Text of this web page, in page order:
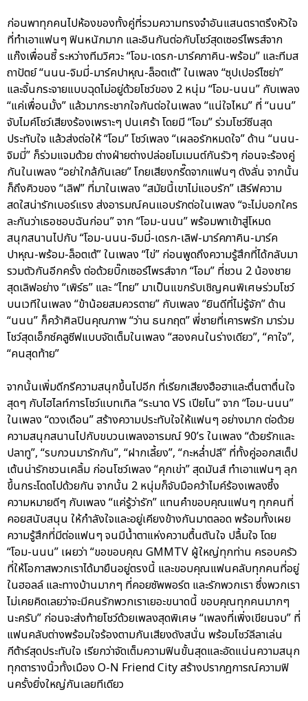
ก่อนพาทุกคนไปห้องของทั้งคู่ที่รวมความทรงจำอันแสนตราตรึงหัวใจ
ที่ทำเอาแฟนๆ ฟินหนักมาก และอินกันต่อกับโชว์สุดเซอร์ไพรส์จาก
แก๊งเพื่อนซี้ ระหว่างทีมวิศวะ “โอม-เดรก-มาร์คภาคิน-พร้อม” และทีมส
ถาปัตย์ “นนน-จิมมี่-มาร์คปาหุณ-ล็อตเต้” ในเพลง “ซุปเปอร์ไซย่า”
และจิ้นกระจายแบบฉุดไม่อยู่ด้วยโชว์ของ 2 หนุ่ม “โอม-นนน” กับเพลง
“แค่เพื่อนมั้ง” แล้วมากระชากใจกันต่อในเพลง “แน่ใจไหม” ที่ “นนน”
จับไมค์โชว์เสียงร้องเพราะๆ ปนเศร้า โดยมี “โอม” ร่วมโชว์ซีนสุด
ประทับใจ แล้วส่งต่อให้ “โอม” โชว์เพลง “เผลอรักหมดใจ” ด้าน “นนน-
จิมมี่” ก็ร่วมแจมด้วย ต่างฝ่ายต่างปล่อยโมเมนต์กันรัวๆ ก่อนจะร้องคู่
กันในเพลง “อย่าใกล้กันเลย” โกยเสียงกรี๊ดจากแฟนๆ ดังลั่น จากนั้น
ก็ถึงคิวของ “เลิฟ” ที่มาในเพลง “สมัยนี้เขาไม่แอบรัก” เสิร์ฟความ
สดใสน่ารักเบอร์แรง ส่งอารมณ์คนแอบรักต่อในเพลง “จะไม่บอกใคร
ละกันว่าเธอชอบฉันก่อน” จาก “โอม-นนน” พร้อมพาเข้าสู่โหมด
สนุกสนานไปกับ “โอม-นนน-จิมมี่-เดรก-เลิฟ-มาร์คภาคิน-มาร์ค
ปาหุณ-พร้อม-ล็อตเต้” ในเพลง “ไข่” ก่อนพูดถึงความรู้สึกที่ได้กลับมา
รวมตัวกันอีกครั้ง ต่อด้วยบิ๊กเซอร์ไพรส์จาก “โอม” ที่ชวน 2 น้องชาย
สุดเลิฟอย่าง “เพิร์ธ” และ “ไทย” มาเป็นแขกรับเชิญคนพิเศษร่วมโชว์
บนเวทีในเพลง “ข้าน้อยสมควรตาย” กับเพลง “ยินดีที่ไม่รู้จัก” ด้าน
“นนน” ก็คว้าศิลปินคุณภาพ “ว่าน ธนกฤต” พี่ชายที่เคารพรัก มาร่วม
โชว์สุดเอ็กซ์คลูซีฟแบบจัดเต็มในเพลง “สองคนในร่างเดียว”, “คาใจ”,
“คนสุดท้าย”
จากนั้นเพิ่มดีกรีความสนุกขึ้นไปอีก ที่เรียกเสียงฮือฮาและตื่นตาตื่นใจ
สุดๆ กับไฮไลท์การโชว์แบทเทิล “ระนาด VS เปียโน” จาก “โอม-นนน”
ในเพลง “ดวงเดือน” สร้างความประทับใจให้แฟนๆ อย่างมาก ต่อด้วย
ความสนุกสนานไปกับขบวนเพลงอารมณ์ 90’s ในเพลง “ด้วยรักและ
ปลาทู”, “รบกวนมารักกัน”, “ฝากเลี้ยง”, “กะหล่ำปลี” ที่ทั้งคู่ออกสเต็ป
เต้นน่ารักชวนเคลิ้ม ก่อนโชว์เพลง “คุกเข่า” สุดมันส์ ทำเอาแฟนๆ ลุก
ขึ้นกระโดดไปด้วยกัน จากนั้น 2 หนุ่มก็จับมือคว้าไมค์ร้องเพลงซึ้ง
ความหมายดีๆ กับเพลง “แค่รู้ว่ารัก” แทนคำขอบคุณแฟนๆ ทุกคนที่
คอยสนับสนุน ให้กำลังใจและอยู่เคียงข้างกันมาตลอด พร้อมทั้งเผย
ความรู้สึกที่มีต่อแฟนๆ จนมีน้ำตาแห่งความตื้นตันใจ ปลื้มใจ โดย
“โอม-นนน” เผยว่า “ขอขอบคุณ GMMTV ผู้ใหญ่ทุกท่าน ครอบครัว
ที่ให้โอกาสพวกเราได้มายืนอยู่ตรงนี้ และขอบคุณแฟนคลับทุกคนที่อยู่
ในฮอลล์ และทางบ้านมากๆ ที่คอยซัพพอร์ต และรักพวกเรา ซึ่งพวกเรา
ไม่เคยคิดเลยว่าจะมีคนรักพวกเราเยอะขนาดนี้ ขอบคุณทุกคนมากๆ
นะครับ” ก่อนจะส่งท้ายโชว์ด้วยเพลงสุดพิเศษ “เพลงที่เพิ่งเขียนจบ” ที่
แฟนคลับต่างพร้อมใจร้องตามกันเสียงดังสนั่น พร้อมโชว์ลีลาเล่น
กีต้าร์สุดประทับใจ เรียกว่าจัดเต็มความฟินขั้นสุดและอัดแน่นความสนุก
ทุกตารางนิ้วทั้งเมือง O-N Friend City สร้างปรากฎการณ์ความฟิ
นครั้งยิ่งใหญ่กันเลยทีเดียว